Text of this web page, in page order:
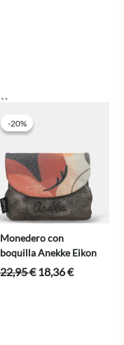
-20%
-20%
Monedero con
boquilla Anekke Eikon
22,95€ El
18,36€El